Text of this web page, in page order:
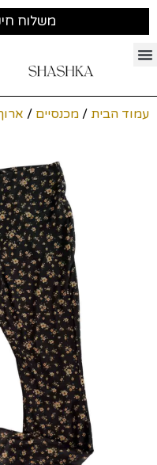
משלוח חינם
עמוד הבית / מכנסיים /